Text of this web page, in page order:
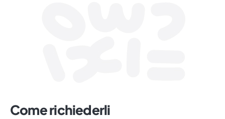
Come richiederli